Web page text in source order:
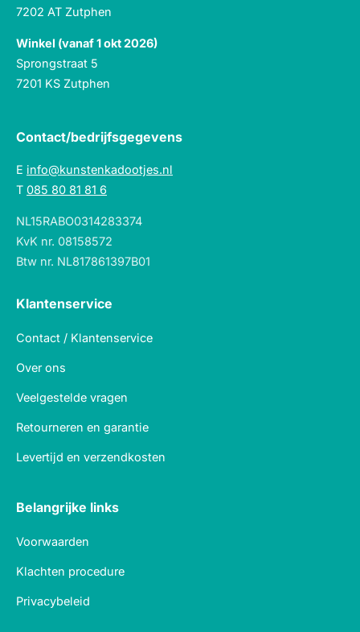
7202 AT Zutphen
Winkel (vanaf 1 okt 2026)
Sprongstraat 5
7201 KS Zutphen
Contact/bedrijfsgegevens
E info@kunstenkadootjes.nl
T 085 80 81 81 6
NL15RABO0314283374
KvK nr. 08158572
Btw nr. NL817861397B01
Klantenservice
Contact / Klantenservice
Over ons
Veelgestelde vragen
Retourneren en garantie
Levertijd en verzendkosten
Belangrijke links
Voorwaarden
Klachten procedure
Privacybeleid